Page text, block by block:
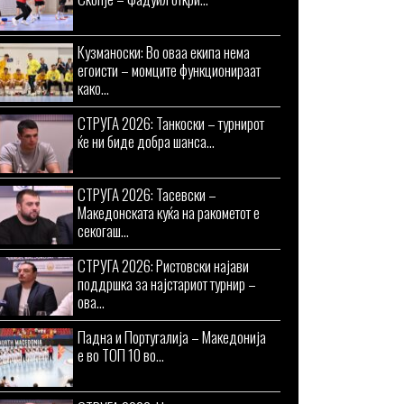
Кузманоски: Во оваа екипа нема
егоисти – момците функционираат
како...
СТРУГА 2026: Танкоски – турнирот
ќе ни биде добра шанса...
СТРУГА 2026: Тасевски –
Македонската куќа на ракометот е
секогаш...
СТРУГА 2026: Ристовски најави
поддршка за најстариот турнир –
ова...
Падна и Португалија – Македонија
е во ТОП 10 во...